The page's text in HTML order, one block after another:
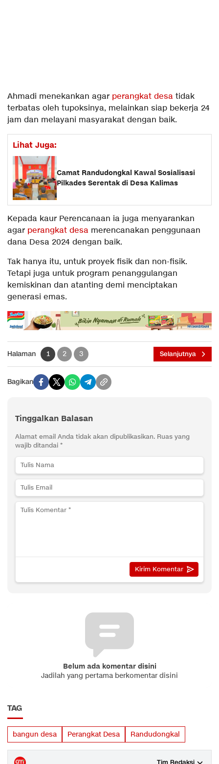
Ahmadi menekankan agar perangkat desa tidak
terbatas oleh tupoksinya, melainkan siap bekerja 24
jam dan melayani masyarakat dengan baik.
Lihat Juga:
Camat Randudongkal Kawal Sosialisasi
Pilkades Serentak di Desa Kalimas
Kepada kaur Perencanaan ia juga menyarankan
agar perangkat desa merencanakan penggunaan
dana Desa 2024 dengan baik.
Tak hanya itu, untuk proyek fisik dan non-fisik.
Tetapi juga untuk program penanggulangan
kemiskinan dan atanting demi menciptakan
generasi emas.
Halaman 1 2 3 Selanjutnya
Bagikan
Tinggalkan Balasan
Alamat email Anda tidak akan dipublikasikan. Ruas yang
wajib ditandai *
Belum ada komentar disini
Jadilah yang pertama berkomentar disini
TAG
bangun desa Perangkat Desa Randudongkal